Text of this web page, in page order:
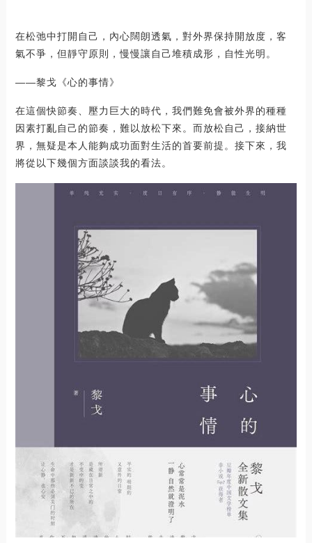
在松弛中打開自己，內心闊朗透氣，對外界保持開放度，客
氣不爭，但靜守原則，慢慢讓自己堆積成形，自性光明。
——黎戈《心的事情》
在這個快節奏、壓力巨大的時代，我們難免會被外界的種種
因素打亂自己的節奏，難以放松下來。而放松自己，接納世
界，無疑是本人能夠成功面對生活的首要前提。接下來，我
將從以下幾個方面談談我的看法。